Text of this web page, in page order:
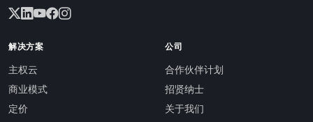
解决方案
主权云
商业模式
定价
公司
合作伙伴计划
招贤纳士
关于我们